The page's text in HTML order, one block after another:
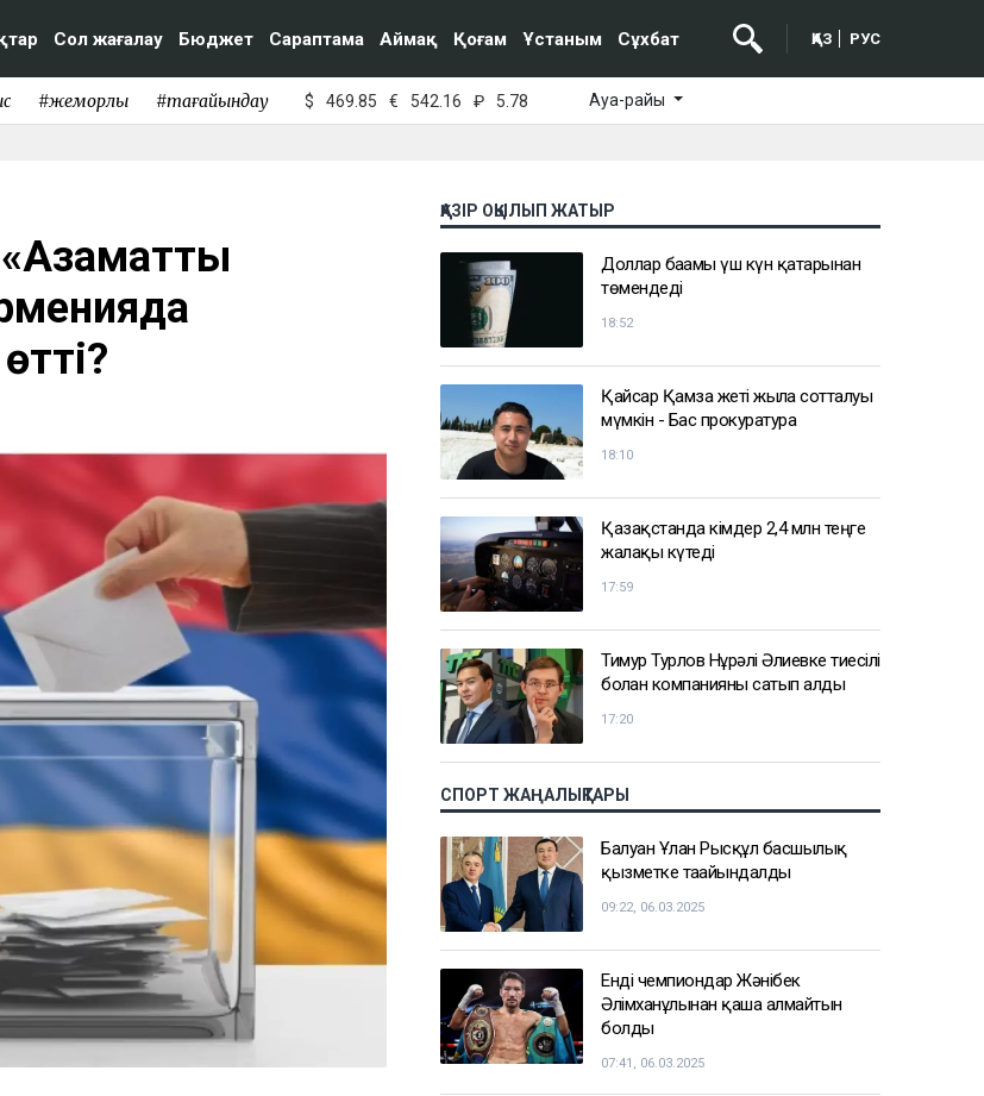
Сол жағалау Бюджет Сараптама Аймақ Қоғам Ұстаным Сұхбат ҚАЗ РУС
#жемқорлық #тағайындау $ 469.85 € 542.16 ₽ 5.78 Ауа-райы
ҚАЗІР ОҚЫЛЫП ЖАТЫР
Доллар бағамы үш күн қатарынан
төмендеді
18:52
Қайсар Қамза жеті жылға сотталуы
мүмкін - Бас прокуратура
18:10
Қазақстанда кімдер 2,4 млн теңге
жалақы күтеді
17:59
Тимур Турлов Нұрәлі Әлиевке тиесілі
болған компанияны сатып алды
17:20
СПОРТ ЖАҢАЛЫҚТАРЫ
Балуан Ұлан Рысқұл басшылық
қызметке тағайындалды
09:22, 06.03.2025
Енді чемпиондар Жәнібек
Әлімханұлынан қаша алмайтын
болды
07:41, 06.03.2025